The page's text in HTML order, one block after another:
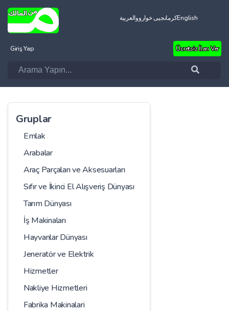
العربيةکرمانجیی خوارووEnglish
Giriş Yap Ücretsiz İlan Ver
Gruplar
Emlak
Arabalar
Araç Parçaları ve Aksesuarları
Sıfır ve İkinci El Alışveriş Dünyası
Tarım Dünyası
İş Makinaları
Hayvanlar Dünyası
Jeneratör ve Elektrik
Hizmetler
Nakliye Hizmetleri
Fabrika Makinalari